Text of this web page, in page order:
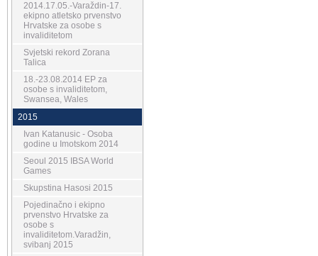
2014.17.05.-Varaždin-17.
ekipno atletsko prvenstvo
Hrvatske za osobe s
invaliditetom
Svjetski rekord Zorana
Talica
18.-23.08.2014 EP za
osobe s invaliditetom,
Swansea, Wales
2015
Ivan Katanusic - Osoba
godine u Imotskom 2014
Seoul 2015 IBSA World
Games
Skupstina Hasosi 2015
Pojedinačno i ekipno
prvenstvo Hrvatske za
osobe s
invaliditetom.Varadžin,
svibanj 2015